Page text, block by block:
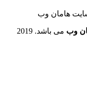
وب
باشد. 2019